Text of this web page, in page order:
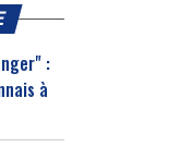
:
à